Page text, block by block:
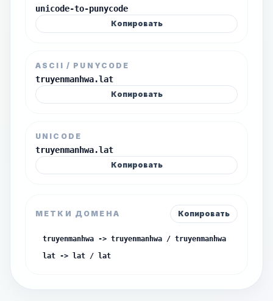
unicode-to-punycode
Копировать
ASCII / PUNYCODE
truyenmanhwa.lat
Копировать
UNICODE
truyenmanhwa.lat
Копировать
МЕТКИ ДОМЕНА Копировать
truyenmanhwa -> truyenmanhwa / truyenmanhwa
lat -> lat / lat